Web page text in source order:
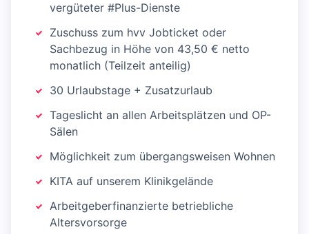
vergüteter #Plus-Dienste
Zuschuss zum hvv Jobticket oder
Sachbezug in Höhe von 43,50 € netto
monatlich (Teilzeit anteilig)
30 Urlaubstage + Zusatzurlaub
Tageslicht an allen Arbeitsplätzen und OP-
Sälen
Möglichkeit zum übergangsweisen Wohnen
KITA auf unserem Klinikgelände
Arbeitgeberfinanzierte betriebliche
Altersvorsorge